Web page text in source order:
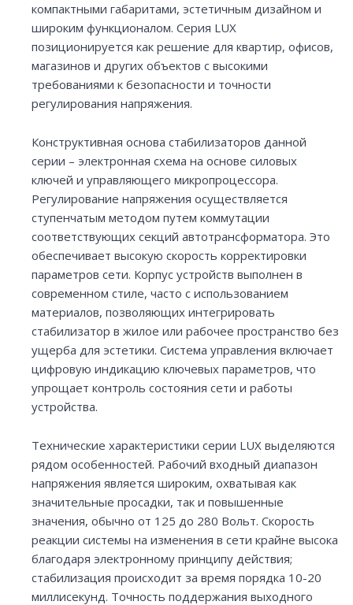
компактными габаритами, эстетичным дизайном и
широким функционалом. Серия LUX
позиционируется как решение для квартир, офисов,
магазинов и других объектов с высокими
требованиями к безопасности и точности
регулирования напряжения.
Конструктивная основа стабилизаторов данной
серии – электронная схема на основе силовых
ключей и управляющего микропроцессора.
Регулирование напряжения осуществляется
ступенчатым методом путем коммутации
соответствующих секций автотрансформатора. Это
обеспечивает высокую скорость корректировки
параметров сети. Корпус устройств выполнен в
современном стиле, часто с использованием
материалов, позволяющих интегрировать
стабилизатор в жилое или рабочее пространство без
ущерба для эстетики. Система управления включает
цифровую индикацию ключевых параметров, что
упрощает контроль состояния сети и работы
устройства.
Технические характеристики серии LUX выделяются
рядом особенностей. Рабочий входный диапазон
напряжения является широким, охватывая как
значительные просадки, так и повышенные
значения, обычно от 125 до 280 Вольт. Скорость
реакции системы на изменения в сети крайне высока
благодаря электронному принципу действия;
стабилизация происходит за время порядка 10-20
миллисекунд. Точность поддержания выходного